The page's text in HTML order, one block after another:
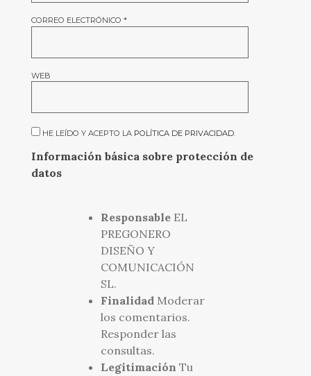
CORREO ELECTRÓNICO *
WEB
HE LEÍDO Y ACEPTO LA POLÍTICA DE PRIVACIDAD.
Información básica sobre protección de
datos
ResponsableEL
PREGONERO
DISEÑO Y
COMUNICACIÓN
SL.
FinalidadModerar
los comentarios.
Responder las
consultas.
Legitimación Tu